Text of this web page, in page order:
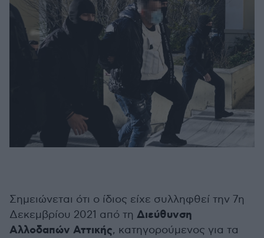
Σημειώνεται ότι ο ίδιος είχε συλληφθεί την 7η
Δεκεμβρίου 2021 από τη Διεύθυνση
Αλλοδαπών Αττικής, κατηγορούμενος για τα